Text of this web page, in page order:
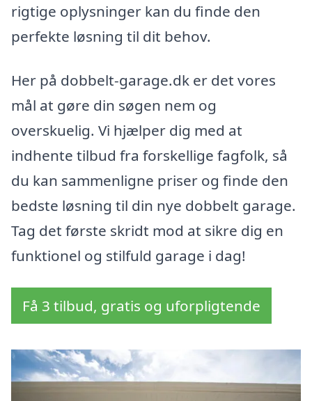
rigtige oplysninger kan du finde den
perfekte løsning til dit behov.
Her på dobbelt-garage.dk er det vores
mål at gøre din søgen nem og
overskuelig. Vi hjælper dig med at
indhente tilbud fra forskellige fagfolk, så
du kan sammenligne priser og finde den
bedste løsning til din nye dobbelt garage.
Tag det første skridt mod at sikre dig en
funktionel og stilfuld garage i dag!
Få 3 tilbud, gratis og uforpligtende